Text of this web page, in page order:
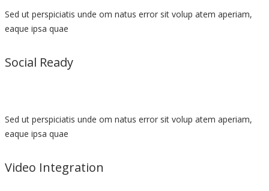
Sed ut perspiciatis unde om natus error sit volup atem aperiam,
eaque ipsa quae
Social Ready
Sed ut perspiciatis unde om natus error sit volup atem aperiam,
eaque ipsa quae
Video Integration